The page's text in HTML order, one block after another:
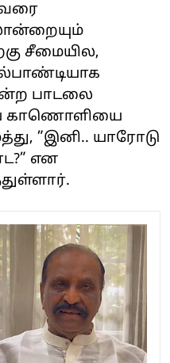
சீமையில,
பாடலை
காணொளியை
”இனி.. யாரோடு
என